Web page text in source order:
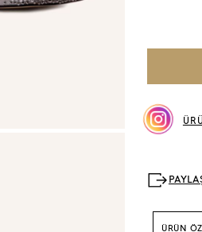
ÜRÜN